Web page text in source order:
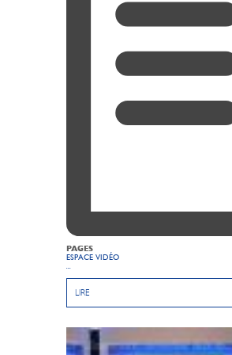
PAGES
ESPACE VIDÉO
...
LIRE